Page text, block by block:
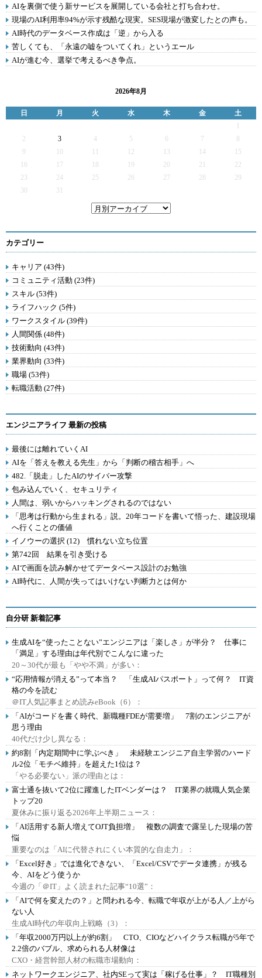
AIを裏側で使う新サービスを展開している会社と打ち合わせ。
現場のAI利用率94%が示す残酷な現実。SES現場が激変したとの声も。
AI時代のデータベース作成は「逆」から入る
苦しくても、「永遠の嘘をついてくれ」というエール
AIが進む今、選挙で考えるべき争点。
2026年8月
日 月 火 水 木 金
土
2
3 4 5 6 7
9
12 13 14
15
16
17 19 20 21
22
23
24 25 26 27 28
29
30
31
カテゴリー
キャリア (43件)
コミュニティ活動 (23件)
スキル (53件)
ライフハック (5件)
ワークスタイル (39件)
人間関係 (48件)
技術動向 (43件)
業界動向 (33件)
職場 (53件)
転職活動 (27件)
エンジニアライフ 最新の投稿
最後には離れていくAI
AIを「答えを教える先生」から「判断の稽古相手」へ
482.「脱走」したAIのサイバー攻撃
包み込んでいく、セキュリティ
人間は、弱いからハッキングされるのではない
「思考は行動から生まれる」説。20年コードを書いて悟った、建設現場
へ行くことの価値
イノウーの選択 (12) 慣れない立ち位置
第742回 結果を引き受ける
AIで画面を読み解かせてデータベース設計のお勉強
AI時代に、人間が失ってはいけない判断力とは何か
自分研 新着記事
生成AIを“使ったことない”エンジニアは「楽しさ」が半分？ 仕事に
「満足」する理由は年代別でこんなに違った
20～30代が最も「やや不満」が多い：
“応用情報が消える”って本当？ 「生成AIパスポート」って何？ IT資
格の今を読む
＠IT人気記事まとめ読みeBook（6）：
「AIがコードを書く時代、新職種FDEが需要増」 7割のエンジニアが
思う理由
40代だけ少し異なる：
約8割「内定期間中に学ぶべき」 未経験エンジニア自主学習のハード
ル2位「モチベ維持」を超えた1位は？
「やる必要ない」派の理由とは：
富士通を抜いて2位に躍進したITベンダーは？ IT業界の就職人気企業
トップ20
夏休みに振り返る2026年上半期ニュース：
「AI活用する新人増えてOJT負担増」 複数の調査で露呈した現場の苦
悩
重要なのは「AIに代替されにくい本質的な自走力」：
「Excel好き」では進化できない、「Excel/CSVでデータ連携」が残る
今、AIをどう使うか
今週の「＠IT」よく読まれた記事“10選”：
「AIで何を変えたの？」と問われる今、転職で年収が上がる人／上がら
ない人
生成AI時代の年収向上戦略（3）：
「年収2000万円以上が約6割」 CTO、CIOなどハイクラス転職が5年で
2.2倍のバブル、求められる人材像は
CXO・経営幹部人材の転職市場動向：
ネットワークエンジニア、社内SEって実は「稼げる仕事」？ IT職種別